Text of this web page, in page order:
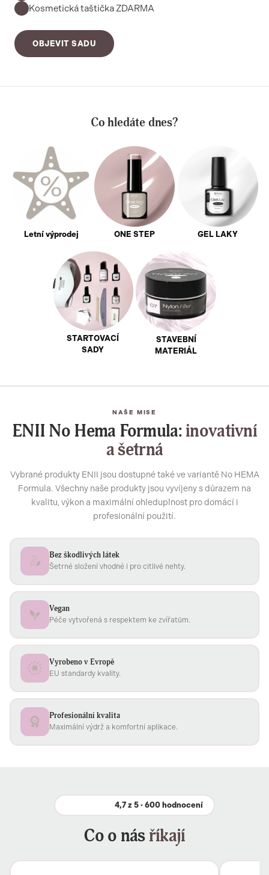
Kosmetická taštička ZDARMA
OBJEVIT SADU
Co hledáte dnes?
Letní výprodej ONE STEP GEL LAKY
STARTOVACÍ
SADY
STAVEBNÍ
MATERIÁL
NAŠE MISE
ENII No Hema Formula:inovativní
a šetrná
Vybrané produkty ENII jsou dostupné také ve variantě No HEMA
Formula. Všechny naše produkty jsou vyvíjeny s důrazem na
kvalitu, výkon a maximální ohleduplnost pro domácí i
profesionální použití.
Bez škodlivých látek
Šetrné složení vhodné i pro citlivé nehty.
Vegan
Péče vytvořená s respektem ke zvířatům.
Vyrobeno v Evropě
EU standardy kvality.
Profesionální kvalita
Maximální výdrž a komfortní aplikace.
4,7 z 5 · 600 hodnocení
Co o násříkají